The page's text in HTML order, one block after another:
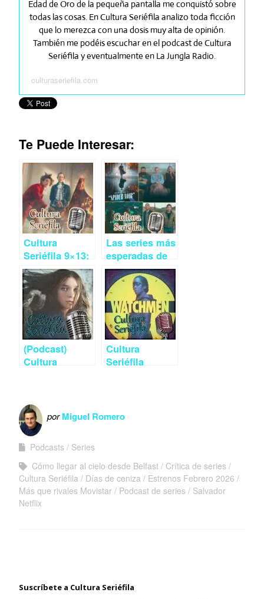
Edad de Oro de la pequeña pantalla me conquistó sobre
todas las cosas. En Cultura Seriéfila analizo toda ficción
que lo merezca con una dosis muy alta de opinión.
También me podéis escuchar en el podcast de Cultura
Seriéfila y eventualmente en La Jungla Radio.
culturaseriefila.com
Te Puede Interesar:
Cultura
Seriéfila 9×13:
Amadeus, Él y
ella, Legítima
defensa y otros
estreno de
enero 2026
Las series más
esperadas de
2026 | Cultura
Seriéfila 9×15
(Podcast)
Cultura
Workers’ y
más estrenos
Cultura
Seriéfila
y análisis de
porMiguel Romero
Podcasts
Series
Cómo llegar al cielo desde Belfast
Crítica de series
Cultura Seriéfila
Días de ceniza
Estrenos Febrero 2026
Más que rivales Movistar
Podcast de series
Salvador
Netflix
Suscríbete a Cultura Seriéfila